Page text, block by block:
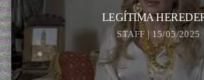
LEGÍTIMA
STAFF | 15/05/2025